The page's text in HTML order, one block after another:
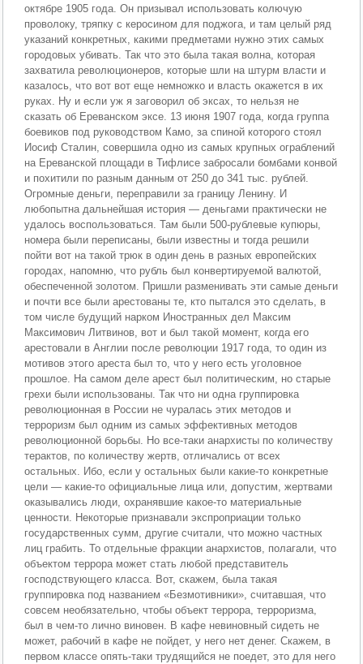
октябре 1905 года. Он призывал использовать колючую
проволоку, тряпку с керосином для поджога, и там целый ряд
указаний конкретных, какими предметами нужно этих самых
городовых убивать. Так что это была такая волна, которая
захватила революционеров, которые шли на штурм власти и
казалось, что вот вот еще немножко и власть окажется в их
руках. Ну и если уж я заговорил об эксах, то нельзя не
сказать об Ереванском эксе. 13 июня 1907 года, когда группа
боевиков под руководством Камо, за спиной которого стоял
Иосиф Сталин, совершила одно из самых крупных ограблений
на Ереванской площади в Тифлисе забросали бомбами конвой
и похитили по разным данным от 250 до 341 тыс. рублей.
Огромные деньги, переправили за границу Ленину. И
любопытна дальнейшая история — деньгами практически не
удалось воспользоваться. Там были 500-рублевые купюры,
номера были переписаны, были известны и тогда решили
пойти вот на такой трюк в один день в разных европейских
городах, напомню, что рубль был конвертируемой валютой,
обеспеченной золотом. Пришли разменивать эти самые деньги
и почти все были арестованы те, кто пытался это сделать, в
том числе будущий нарком Иностранных дел Максим
Максимович Литвинов, вот и был такой момент, когда его
арестовали в Англии после революции 1917 года, то один из
мотивов этого ареста был то, что у него есть уголовное
прошлое. На самом деле арест был политическим, но старые
грехи были использованы. Так что ни одна группировка
революционная в России не чуралась этих методов и
терроризм был одним из самых эффективных методов
революционной борьбы. Но все-таки анархисты по количеству
терактов, по количеству жертв, отличались от всех
остальных. Ибо, если у остальных были какие-то конкретные
цели — какие-то официальные лица или, допустим, жертвами
оказывались люди, охранявшие какое-то материальные
ценности. Некоторые признавали экспроприации только
государственных сумм, другие считали, что можно частных
лиц грабить. То отдельные фракции анархистов, полагали, что
объектом террора может стать любой представитель
господствующего класса. Вот, скажем, была такая
группировка под названием «Безмотивники», считавшая, что
совсем необязательно, чтобы объект террора, терроризма,
был в чем-то лично виновен. В кафе невиновный сидеть не
может, рабочий в кафе не пойдет, у него нет денег. Скажем, в
первом классе опять-таки трудящийся не поедет, это для него